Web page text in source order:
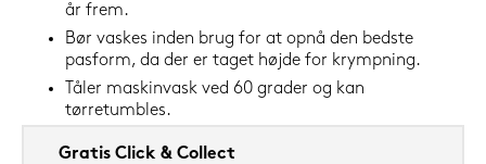
år frem.
Bør vaskes inden brug for at opnå den bedste
pasform, da der er taget højde for krympning.
Tåler maskinvask ved 60 grader og kan
tørretumbles.
Gratis Click & Collect